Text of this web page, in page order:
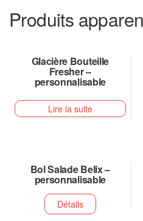
Produits
Glacière Bouteille
Fresher –
personnalisable
Lire la suite
Bol Salade Belix –
personnalisable
Détails